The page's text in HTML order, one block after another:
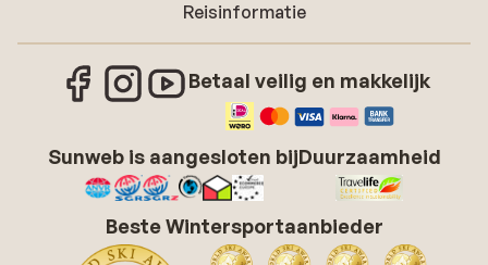
Reisinformatie
Betaal veilig en makkelijk
Sunweb is aangesloten bijDuurzaamheid
Beste Wintersportaanbieder